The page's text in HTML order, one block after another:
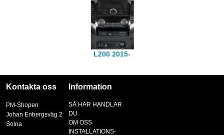
L200 2015-
Kontakta oss
PM-Shopen
Johan Enbergsväg 2
Solna
Information
SÅ HÄR HANDLAR
DU
OM OSS
INSTALLATIONS-